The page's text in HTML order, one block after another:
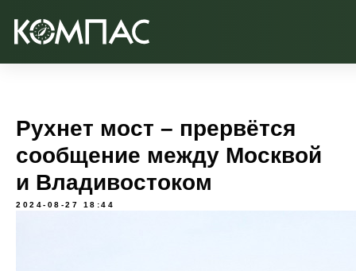
Рухнет мост – прервётся
сообщение между Москвой
и Владивостоком
2024-08-27 18:44